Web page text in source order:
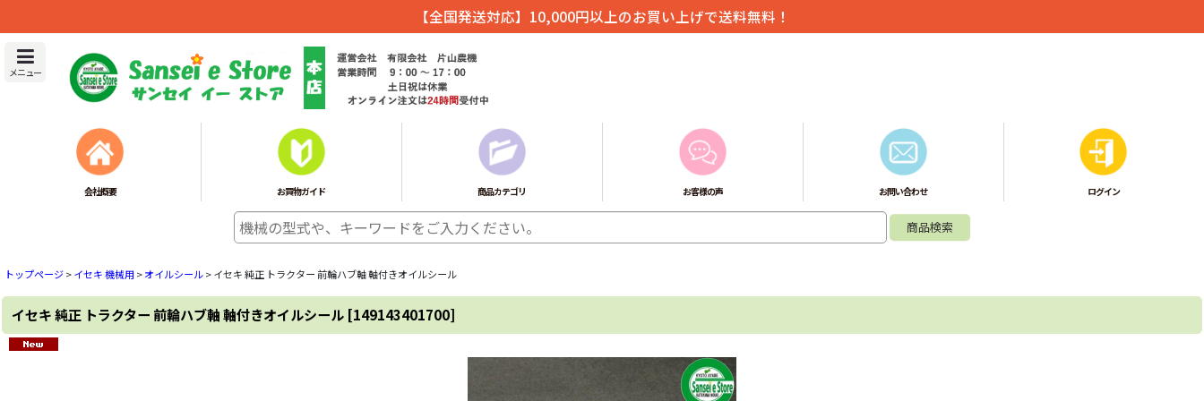
【全国発送対応】10,000円以上のお買い上げで送料無料！
メニュー
会社概要 お買物ガイド 商品カテゴリ お客様の声 お問い合わせ ログイン
トップページ>イセキ 機械用 >オイルシール>イセキ 純正 トラクター 前輪ハブ軸 軸付きオイルシール
イセキ 純正 トラクター 前輪ハブ軸 軸付きオイルシール [149143401700]